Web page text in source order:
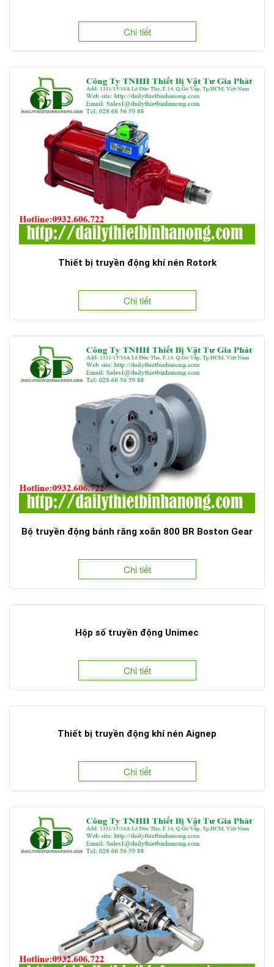
Chi tiết
Thiết bị truyền động khí nén Rotork
Chi tiết
Bộ truyền động bánh răng xoắn 800 BR Boston Gear
Chi tiết
Hộp số truyền động Unimec
Chi tiết
Thiết bị truyền động khí nén Aignep
Chi tiết